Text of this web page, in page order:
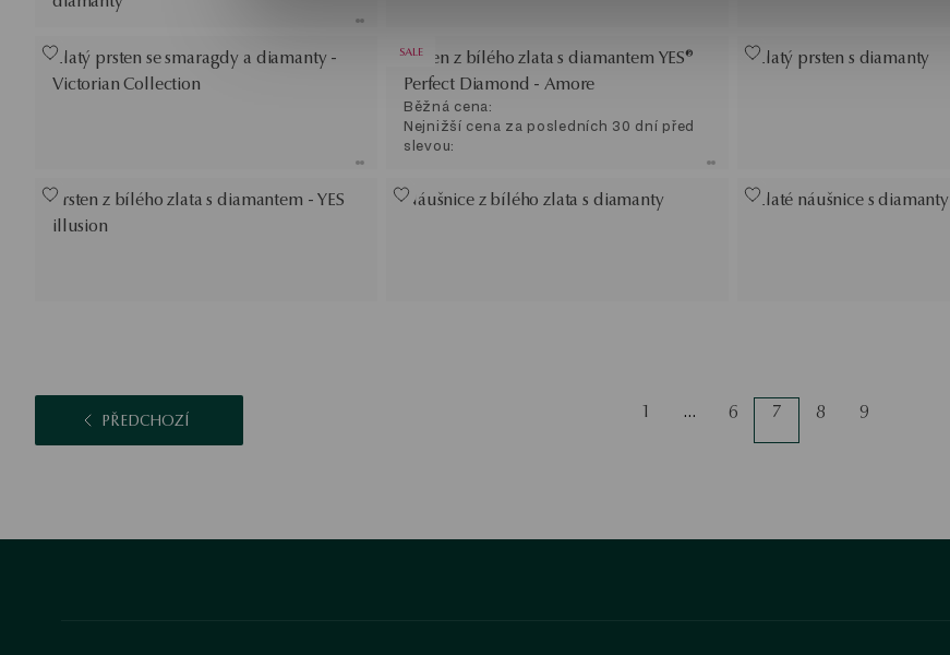
Zlatý prsten se smaragdy a diamanty -
Victorian Collection
SALE
Prsten z bílého zlata s diamantem YES®
Perfect Diamond - Amore
Běžná cena:
Nejnižší cena za posledních 30 dní před
slevou:
Zlatý prsten s diamanty
Prsten z bílého zlata s diamantem - YES
illusion
Náušnice z bílého zlata s diamanty Zlaté náušnice s diamanty
PŘEDCHOZÍ 1 … 6 7 8 9